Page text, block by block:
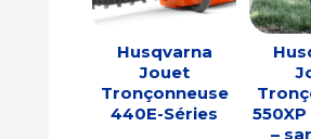
Husqvarna
Jouet
Tronçonneuse
440E-Séries
–